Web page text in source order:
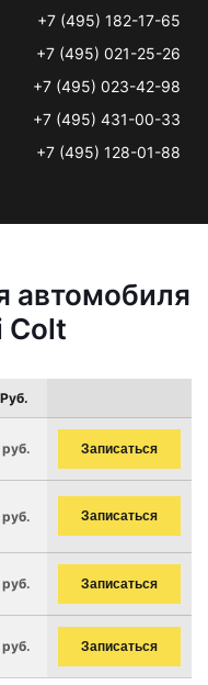
+7 (495) 182-17-65
+7 (495) 021-25-26
+7 (495) 023-42-98
+7 (495) 431-00-33
+7 (495) 128-01-88
автомобиля
Colt
руб. Записаться
руб. Записаться
руб. Записаться
руб. Записаться